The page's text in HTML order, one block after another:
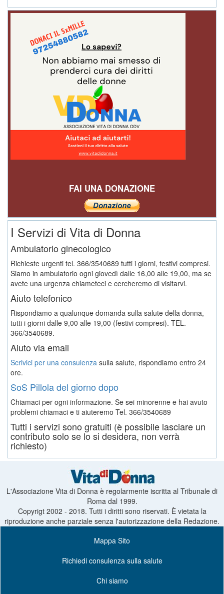
FAI UNA DONAZIONE
I Servizi di Vita di Donna
Ambulatorio ginecologico
Richieste urgenti tel. 366/3540689 tutti i giorni, festivi compresi.
Siamo in ambulatorio ogni giovedì dalle 16,00 alle 19,00, ma se
avete una urgenza chiameteci e cercheremo di visitarvi.
Aiuto telefonico
Rispondiamo a qualunque domanda sulla salute della donna,
tutti i giorni dalle 9,00 alle 19,00 (festivi compresi). TEL.
366/3540689.
Aiuto via email
Scrivici per una consulenza sulla salute, rispondiamo entro 24
ore.
SoS Pillola del giorno dopo
Chiamaci per ogni informazione. Se sei minorenne e hai avuto
problemi chiamaci e ti aiuteremo Tel. 366/3540689
Tutti i servizi sono gratuiti (è possibile lasciare un
contributo solo se lo si desidera, non verrà
richiesto)
L'Associazione Vita di Donna è regolarmente iscritta al Tribunale di
Roma dal 1999.
Copyrigt 2002 - 2018. Tutti i diritti sono riservati. È vietata la
riproduzione anche parziale senza l'autorizzazione della Redazione.
Mappa Sito
Richiedi consulenza sulla salute
Chi siamo